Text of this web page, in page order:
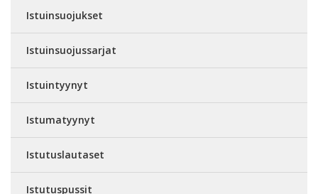
Istuinsuojukset
Istuinsuojussarjat
Istuintyynyt
Istumatyynyt
Istutuslautaset
Istutuspussit